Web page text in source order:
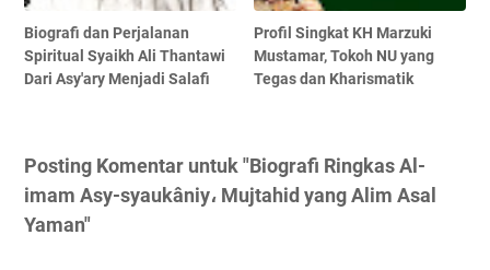
Biografi dan Perjalanan
Spiritual Syaikh Ali Thantawi
Dari Asy'ary Menjadi Salafi
Profil Singkat KH Marzuki
Mustamar, Tokoh NU yang
Tegas dan Kharismatik
Posting Komentar untuk "Biografi Ringkas Al-
imam Asy-syaukâniy، Mujtahid yang Alim Asal
Yaman"